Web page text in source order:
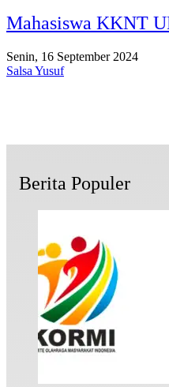
Mahasiswa KKNT
Senin, 16 September 2024
Salsa Yusuf
Berita Populer